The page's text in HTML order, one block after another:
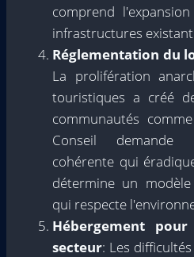
comprend
infrastructures
Réglementation du
La prolifération
touristiques a créé
communautés
Conseil demande
cohérente qui
détermine un
qui respecte
Hébergement
secteur: Les